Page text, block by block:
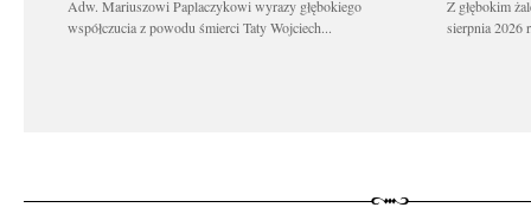
Adw. Mariuszowi Paplaczykowi wyrazy głębokiego
współczucia z powodu śmierci Taty Wojciech...
Z głębokim
sierpnia 2026